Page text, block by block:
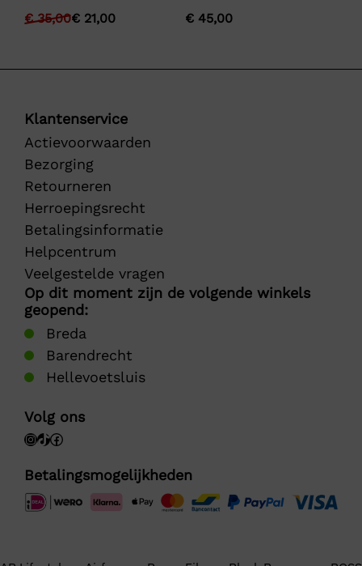
€35,00€ 21,00
€ 45,00
Klantenservice
Actievoorwaarden
Bezorging
Retourneren
Herroepingsrecht
Betalingsinformatie
Helpcentrum
Veelgestelde vragen
Op dit moment zijn de volgende winkels
geopend:
Breda
Barendrecht
Hellevoetsluis
Volg ons
Betalingsmogelijkheden